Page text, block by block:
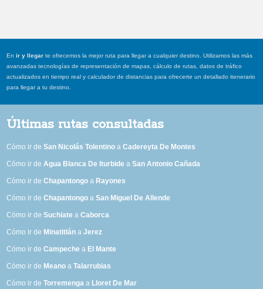
Enir y llegar te ofrecemos la mejor ruta para llegar a cualquier destino. Utilizamos las más
avanzadas tecnologías de representación de mapas, cálculo de rutas, datos de tráfico
actualizados en tiempo real y calculador de distancias para ofrecerte un detallado itenerario
para llegar a tu destino.
Últimas rutas consultadas
Cómo ir deSan Nicolás Tolentino aCadereyta De Montes
Cómo ir deAgua Blanca De Iturbide aSan Antonio Cañada
Cómo ir deChapantongo a Rayones
Cómo ir deChapantongo aSan Miguel De Allende
Cómo ir deSuchiate aCaborca
Cómo ir de Minatitlán aJerez
Cómo ir deCampeche a El Mante
Cómo ir de Meano aTalarrubias
Cómo ir deTorremenga a Lloret De Mar